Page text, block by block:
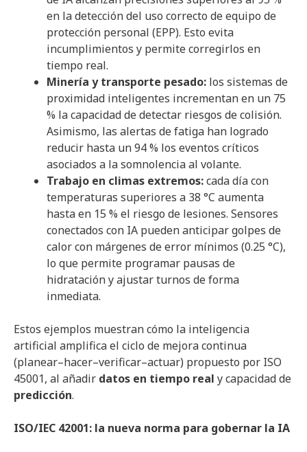
en la detección del uso correcto de equipo de
protección personal (EPP). Esto evita
incumplimientos y permite corregirlos en
tiempo real.
Minería y transporte pesado: los sistemas de
proximidad inteligentes incrementan en un 75
% la capacidad de detectar riesgos de colisión.
Asimismo, las alertas de fatiga han logrado
reducir hasta un 94 % los eventos críticos
asociados a la somnolencia al volante.
Trabajo en climas extremos:cada día con
temperaturas superiores a 38 °C aumenta
hasta en 15 % el riesgo de lesiones. Sensores
conectados con IA pueden anticipar golpes de
calor con márgenes de error mínimos (0.25 °C),
lo que permite programar pausas de
hidratación y ajustar turnos de forma
inmediata.
Estos ejemplos muestran cómo la inteligencia
artificial amplifica el ciclo de mejora continua
(planear–hacer–verificar–actuar) propuesto por ISO
45001, al añadir datos en tiempo real y capacidad de
predicción.
ISO/IEC 42001: la nueva norma para gobernar la IA